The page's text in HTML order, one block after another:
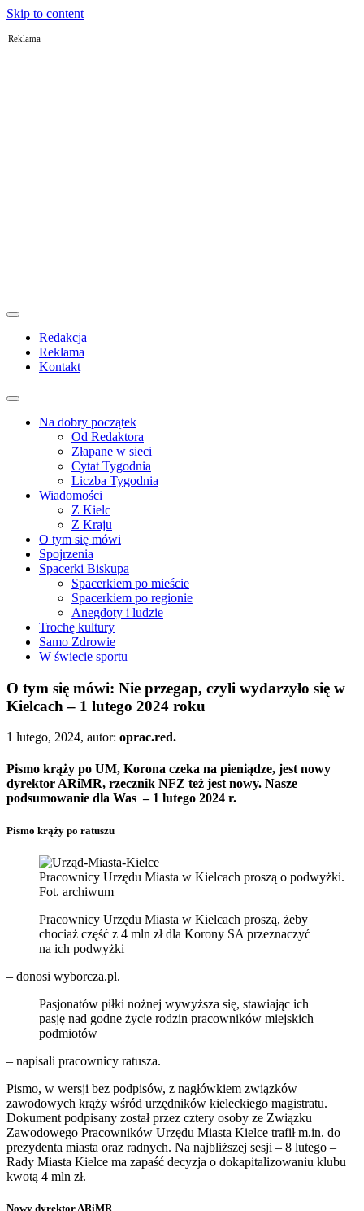
Skip to content
Reklama
Redakcja
Reklama
Kontakt
Na dobry początek
Od Redaktora
Złapane w sieci
Cytat Tygodnia
Liczba Tygodnia
Wiadomości
Z Kielc
Z Kraju
O tym się mówi
Spojrzenia
Spacerki Biskupa
Spacerkiem po mieście
Spacerkiem po regionie
Anegdoty i ludzie
Trochę kultury
Samo Zdrowie
W świecie sportu
O tym się mówi: Nie przegap, czyli wydarzyło się w
Kielcach – 1 lutego 2024 roku
1 lutego, 2024, autor: oprac.red.
Pismo krąży po UM, Korona czeka na pieniądze, jest nowy
dyrektor ARiMR, rzecznik NFZ też jest nowy. Nasze
podsumowanie dla Was – 1 lutego 2024 r.
Pismo krąży po ratuszu
Pracownicy Urzędu Miasta w Kielcach proszą o podwyżki.
Fot. archiwum
Pracownicy Urzędu Miasta w Kielcach proszą, żeby
chociaż część z 4 mln zł dla Korony SA przeznaczyć
na ich podwyżki
– donosi wyborcza.pl.
Pasjonatów piłki nożnej wywyższa się, stawiając ich
pasję nad godne życie rodzin pracowników miejskich
podmiotów
– napisali pracownicy ratusza.
Pismo, w wersji bez podpisów, z nagłówkiem związków
zawodowych krąży wśród urzędników kieleckiego magistratu.
Dokument podpisany został przez cztery osoby ze Związku
Zawodowego Pracowników Urzędu Miasta Kielce trafił m.in. do
prezydenta miasta oraz radnych. Na najbliższej sesji – 8 lutego –
Rady Miasta Kielce ma zapaść decyzja o dokapitalizowaniu klubu
kwotą 4 mln zł.
Nowy dyrektor ARiMR